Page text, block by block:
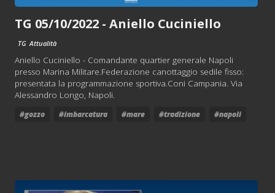
TG 05/10/2022 - Aniello Cuciniello
TG Attualità
Aniello Cuciniello - Comandante quartier generale Napoli
presso Marina Militare.Federazione canottaggio sedile fisso:
presentata la programmazione sportiva.Coni Campania. Via
Alessandro Longo, Napoli.
#gozzo #imbarcatura #mare #tradizione #napoli